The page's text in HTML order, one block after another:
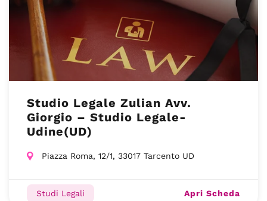
Studio Legale Zulian Avv.
Giorgio – Studio Legale-
Udine(UD)
Piazza Roma, 12/1, 33017 Tarcento UD
Studi Legali Apri Scheda